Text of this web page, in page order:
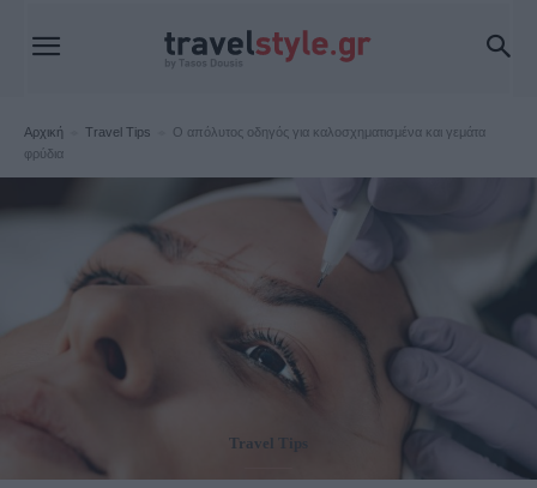
Αρχική Travel Tips
Ο απόλυτος οδηγός για καλοσχηματισμένα και γεμάτα
φρύδια
Travel Tips